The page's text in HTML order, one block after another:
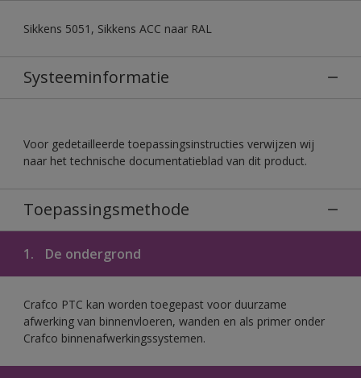
Sikkens 5051, Sikkens ACC naar RAL
Systeeminformatie
Voor gedetailleerde toepassingsinstructies verwijzen wij
naar het technische documentatieblad van dit product.
Toepassingsmethode
1. De ondergrond
Crafco PTC kan worden toegepast voor duurzame
afwerking van binnenvloeren, wanden en als primer onder
Crafco binnenafwerkingssystemen.